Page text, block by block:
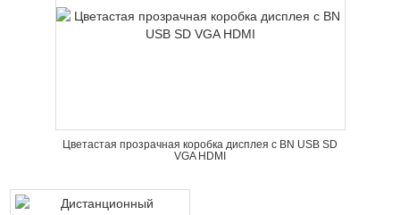
Цветастая прозрачная коробка дисплея с BN USB SD
VGA HDMI